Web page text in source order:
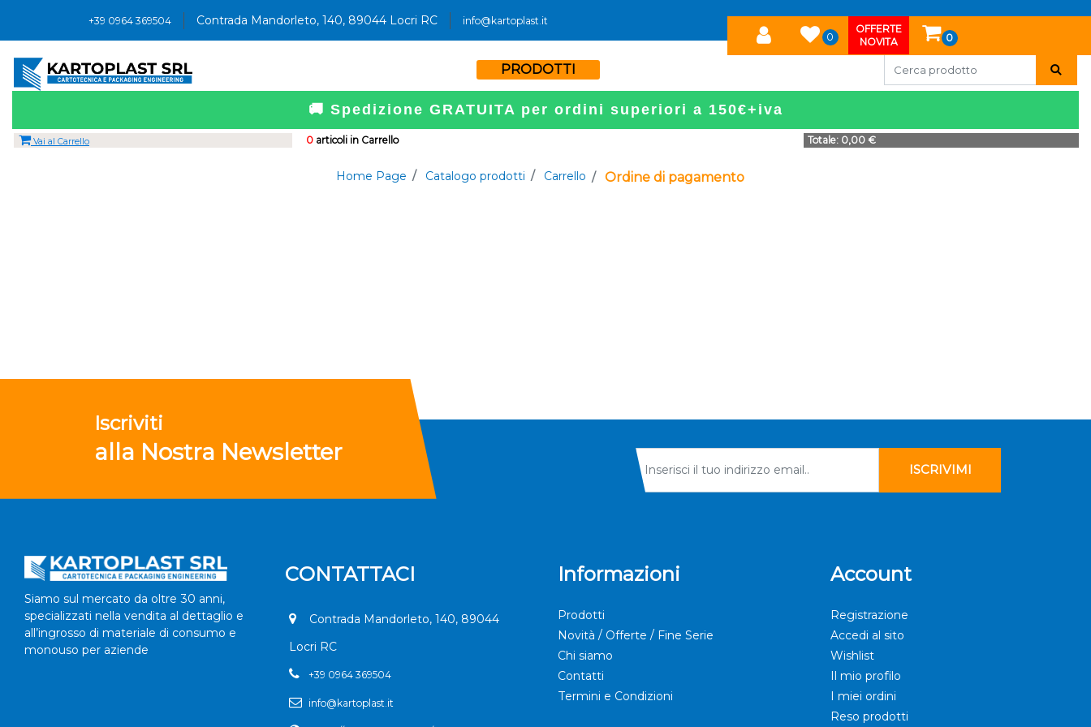
+39 0964 369504 Contrada Mandorleto, 140, 89044 Locri RC
info@kartoplast.it
0
OFFERTE
NOVITA
0
PRODOTTI
🚚 Spedizione GRATUITA per ordini superiori a 150€+iva
0articoli in Carrello Totale: 0,00 €
Vai al Carrello
Home Page Catalogo prodotti Carrello Ordine di pagamento
Iscriviti
alla Nostra Newsletter
Siamo sul mercato da oltre 30 anni,
specializzati nella vendita al dettaglio e
all’ingrosso di materiale di consumo e
monouso per aziende
CONTATTACI
Contrada Mandorleto, 140, 89044
Locri RC
+39 0964 369504
info@kartoplast.it
Informazioni
Prodotti
Novità / Offerte / Fine Serie
Chi siamo
Contatti
Termini e Condizioni
Account
Registrazione
Accedi al sito
Wishlist
Il mio profilo
I miei ordini
Reso prodotti